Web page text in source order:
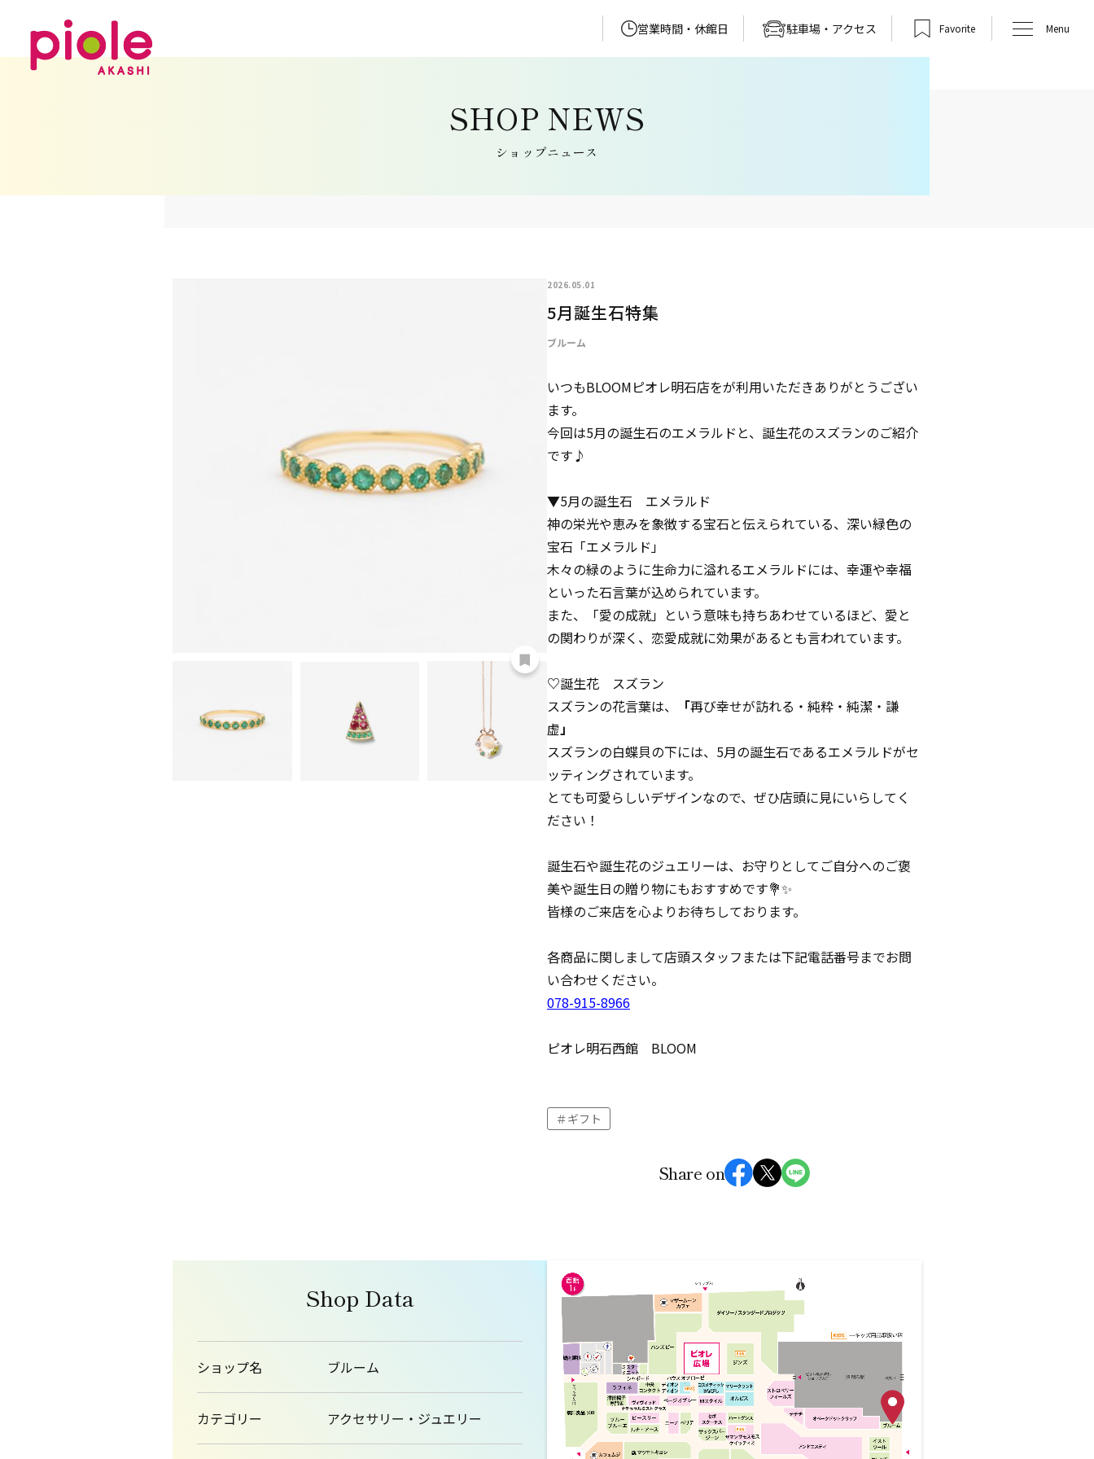
営業時間・休館日 駐車場・アクセス Favorite Menu
ショップニュース
2026.05.01
5月誕生石特集
ブルーム
いつもBLOOMピオレ明石店をが利用いただきありがとうござい
ます。
今回は5月の誕生石のエメラルドと、誕生花のスズランのご紹介
です♪
▼5月の誕生石 エメラルド
神の栄光や恵みを象徴する宝石と伝えられている、深い緑色の
宝石「エメラルド」
木々の緑のように生命力に溢れるエメラルドには、幸運や幸福
といった石言葉が込められています。
また、「愛の成就」という意味も持ちあわせているほど、愛と
の関わりが深く、恋愛成就に効果があるとも言われています。
♡誕生花 スズラン
スズランの花言葉は、
「再び幸せが訪れる・純粋・純潔・謙
虚」
スズランの白蝶貝の下には、5月の誕生石であるエメラルドがセ
ッティングされています。
とても可愛らしいデザインなので、ぜひ店頭に見にいらしてく
ださい！
誕生石や誕生花のジュエリーは、お守りとしてご自分へのご褒
美や誕生日の贈り物にもおすすめです💐✨
皆様のご来店を心よりお待ちしております。
各商品に関しまして店頭スタッフまたは下記電話番号までお問
い合わせください。
078-915-8966
ピオレ明石西館 BLOOM
ギフト
Share on
Shop Data
ショップ名 ブルーム
カテゴリー アクセサリー・ジュエリー